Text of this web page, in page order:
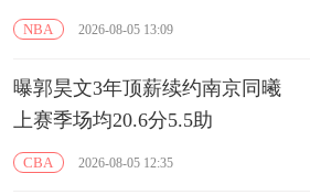
NBA 2026-08-05 13:09
曝郭昊文3年顶薪续约南京同曦
上赛季场均20.6分5.5助
CBA 2026-08-05 12:35